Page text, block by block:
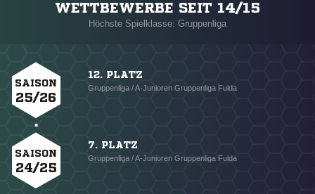
WETTBEWERBE SEIT 14/15
Höchste Spielklasse: Gruppenliga
SAISON
25/26
12. PLATZ
Gruppenliga / A-Junioren Gruppenliga Fulda
SAISON
24/25
7. PLATZ
Gruppenliga / A-Junioren Gruppenliga Fulda